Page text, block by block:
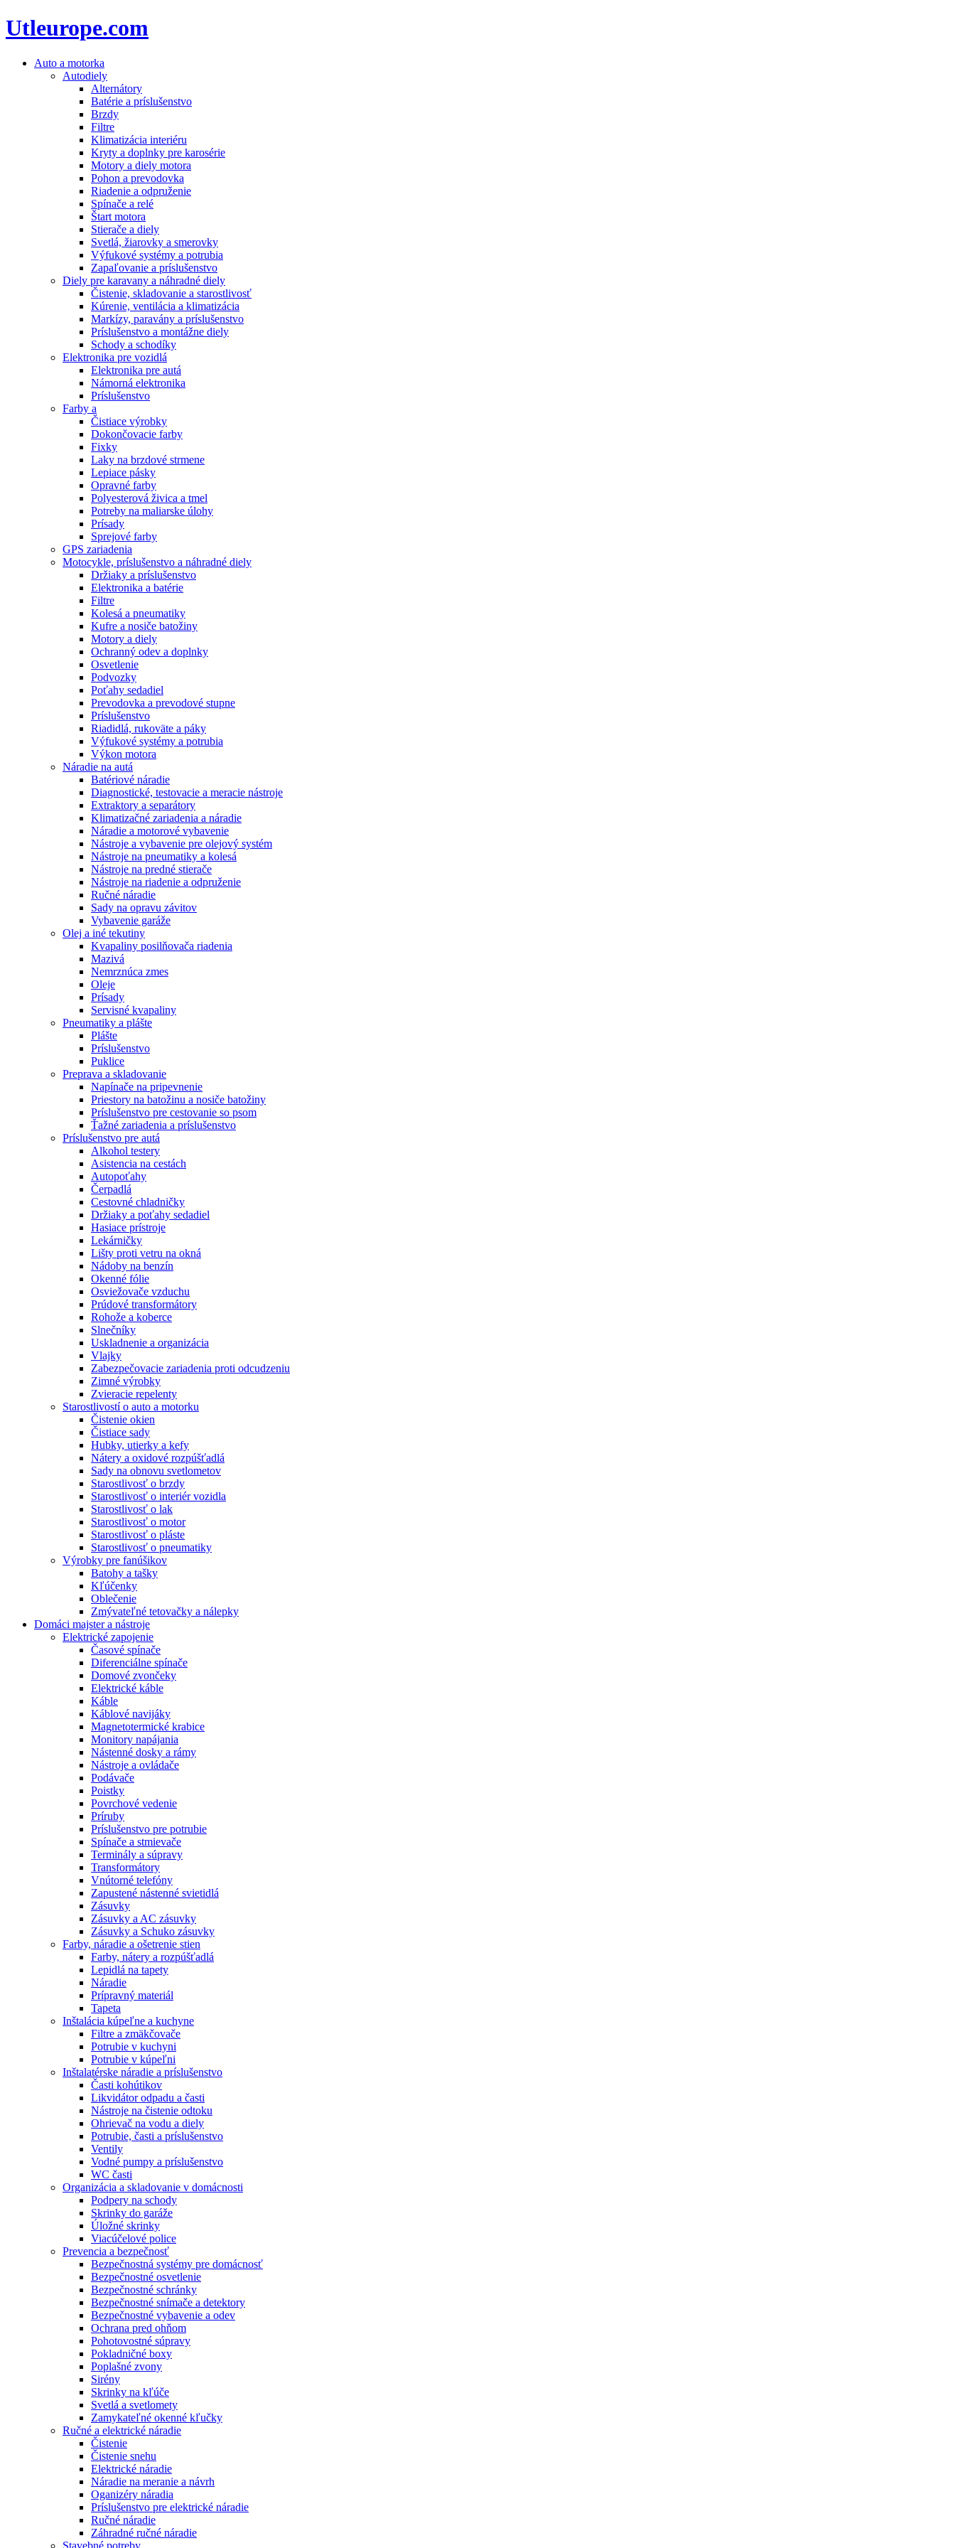
Utleurope.com
Auto a motorka
Autodiely
Alternátory
Batérie a príslušenstvo
Brzdy
Filtre
Klimatizácia interiéru
Kryty a doplnky pre karosérie
Motory a diely motora
Pohon a prevodovka
Riadenie a odpruženie
Spínače a relé
Štart motora
Stierače a diely
Svetlá, žiarovky a smerovky
Výfukové systémy a potrubia
Zapaľovanie a príslušenstvo
Diely pre karavany a náhradné diely
Čistenie, skladovanie a starostlivosť
Kúrenie, ventilácia a klimatizácia
Markízy, paravány a príslušenstvo
Príslušenstvo a montážne diely
Schody a schodíky
Elektronika pre vozidlá
Elektronika pre autá
Námorná elektronika
Príslušenstvo
Farby a
Čistiace výrobky
Dokončovacie farby
Fixky
Laky na brzdové strmene
Lepiace pásky
Opravné farby
Polyesterová živica a tmel
Potreby na maliarske úlohy
Prísady
Sprejové farby
GPS zariadenia
Motocykle, príslušenstvo a náhradné diely
Držiaky a príslušenstvo
Elektronika a batérie
Filtre
Kolesá a pneumatiky
Kufre a nosiče batožiny
Motory a diely
Ochranný odev a doplnky
Osvetlenie
Podvozky
Poťahy sedadiel
Prevodovka a prevodové stupne
Príslušenstvo
Riadidlá, rukoväte a páky
Výfukové systémy a potrubia
Výkon motora
Náradie na autá
Batériové náradie
Diagnostické, testovacie a meracie nástroje
Extraktory a separátory
Klimatizačné zariadenia a náradie
Náradie a motorové vybavenie
Nástroje a vybavenie pre olejový systém
Nástroje na pneumatiky a kolesá
Nástroje na predné stierače
Nástroje na riadenie a odpruženie
Ručné náradie
Sady na opravu závitov
Vybavenie garáže
Olej a iné tekutiny
Kvapaliny posilňovača riadenia
Mazivá
Nemrznúca zmes
Oleje
Prísady
Servisné kvapaliny
Pneumatiky a plášte
Plášte
Príslušenstvo
Puklice
Preprava a skladovanie
Napínače na pripevnenie
Priestory na batožinu a nosiče batožiny
Príslušenstvo pre cestovanie so psom
Ťažné zariadenia a príslušenstvo
Príslušenstvo pre autá
Alkohol testery
Asistencia na cestách
Autopoťahy
Čerpadlá
Cestovné chladničky
Držiaky a poťahy sedadiel
Hasiace prístroje
Lekárničky
Lišty proti vetru na okná
Nádoby na benzín
Okenné fólie
Osviežovače vzduchu
Prúdové transformátory
Rohože a koberce
Slnečníky
Uskladnenie a organizácia
Vlajky
Zabezpečovacie zariadenia proti odcudzeniu
Zimné výrobky
Zvieracie repelenty
Starostlivostí o auto a motorku
Čistenie okien
Čistiace sady
Hubky, utierky a kefy
Nátery a oxidové rozpúšťadlá
Sady na obnovu svetlometov
Starostlivosť o brzdy
Starostlivosť o interiér vozidla
Starostlivosť o lak
Starostlivosť o motor
Starostlivosť o pláste
Starostlivosť o pneumatiky
Výrobky pre fanúšikov
Batohy a tašky
Kľúčenky
Oblečenie
Zmývateľné tetovačky a nálepky
Domáci majster a nástroje
Elektrické zapojenie
Časové spínače
Diferenciálne spínače
Domové zvončeky
Elektrické káble
Káble
Káblové navijáky
Magnetotermické krabice
Monitory napájania
Nástenné dosky a rámy
Nástroje a ovládače
Podávače
Poistky
Povrchové vedenie
Príruby
Príslušenstvo pre potrubie
Spínače a stmievače
Terminály a súpravy
Transformátory
Vnútorné telefóny
Zapustené nástenné svietidlá
Zásuvky
Zásuvky a AC zásuvky
Zásuvky a Schuko zásuvky
Farby, náradie a ošetrenie stien
Farby, nátery a rozpúšťadlá
Lepidlá na tapety
Náradie
Prípravný materiál
Tapeta
Inštalácia kúpeľne a kuchyne
Filtre a zmäkčovače
Potrubie v kuchyni
Potrubie v kúpeľni
Inštalatérske náradie a príslušenstvo
Časti kohútikov
Likvidátor odpadu a časti
Nástroje na čistenie odtoku
Ohrievač na vodu a diely
Potrubie, časti a príslušenstvo
Ventily
Vodné pumpy a príslušenstvo
WC časti
Organizácia a skladovanie v domácnosti
Podpery na schody
Skrinky do garáže
Úložné skrinky
Viacúčelové police
Prevencia a bezpečnosť
Bezpečnostná systémy pre domácnosť
Bezpečnostné osvetlenie
Bezpečnostné schránky
Bezpečnostné snímače a detektory
Bezpečnostné vybavenie a odev
Ochrana pred ohňom
Pohotovostné súpravy
Pokladničné boxy
Poplašné zvony
Sirény
Skrinky na kľúče
Svetlá a svetlomety
Zamykateľné okenné kľučky
Ručné a elektrické náradie
Čistenie
Čistenie snehu
Elektrické náradie
Náradie na meranie a návrh
Oganizéry náradia
Príslušenstvo pre elektrické náradie
Ručné náradie
Záhradné ručné náradie
Stavebné potreby